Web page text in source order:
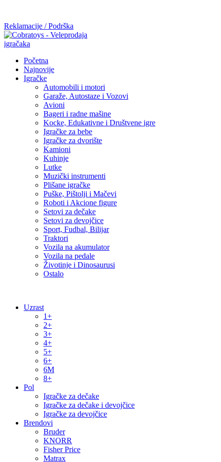
Reklamacije / Podrška
Početna
Najnovije
Igračke
Automobili i motori
Garaže, Autostaze i Vozovi
Avioni
Bageri i radne mašine
Kocke, Edukativne i Društvene igre
Igračke za bebe
Igračke za dvorište
Kamioni
Kuhinje
Lutke
Muzički instrumenti
Plišane igračke
Puške, Pištolji i Mačevi
Roboti i Akcione figure
Setovi za dečake
Setovi za devojčice
Sport, Fudbal, Bilijar
Traktori
Vozila na akumulator
Vozila na pedale
Životinje i Dinosaurusi
Ostalo
Uzrast
1+
2+
3+
4+
5+
6+
6M
8+
Pol
Igračke za dečake
Igračke za dečake i devojčice
Igračke za devojčice
Brendovi
Bruder
KNORR
Fisher Price
Matrax